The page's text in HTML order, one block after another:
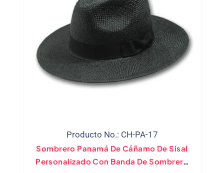
Producto No.: CH-PA-17
Sombrero Panamá De Cáñamo De Sisal
Personalizado Con Banda De Sombrero